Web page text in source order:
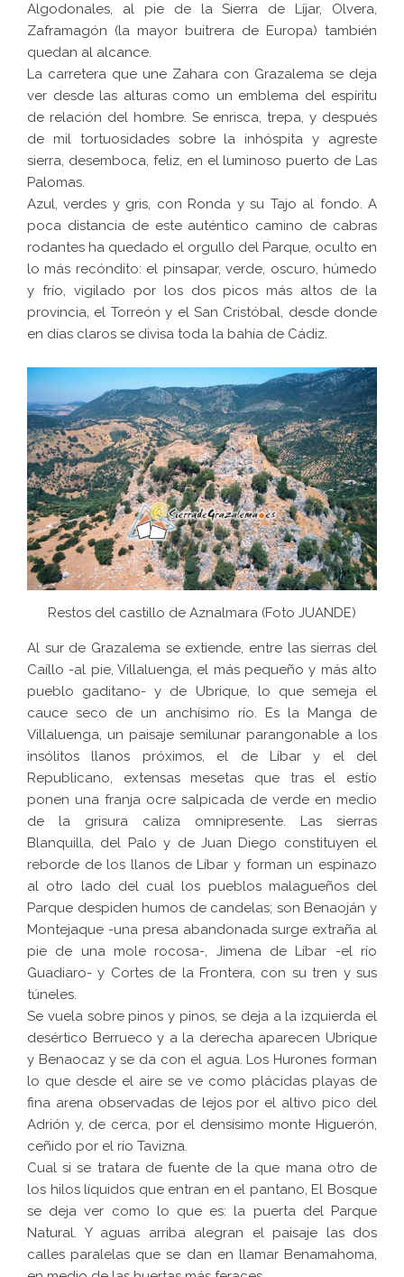
Algodonales, al pie de la Sierra de Líjar, Olvera,
Zaframagón (la mayor buitrera de Europa) también
quedan al alcance.
La carretera que une Zahara con Grazalema se deja
ver desde las alturas como un emblema del espíritu
de relación del hombre. Se enrisca, trepa, y después
de mil tortuosidades sobre la inhóspita y agreste
sierra, desemboca, feliz, en el luminoso puerto de Las
Palomas.
Azul, verdes y gris, con Ronda y su Tajo al fondo. A
poca distancia de este auténtico camino de cabras
rodantes ha quedado el orgullo del Parque, oculto en
lo más recóndito: el pinsapar, verde, oscuro, húmedo
y frío, vigilado por los dos picos más altos de la
provincia, el Torreón y el San Cristóbal, desde donde
en días claros se divisa toda la bahía de Cádiz.
Restos del castillo de Aznalmara (Foto JUANDE)
Al sur de Grazalema se extiende, entre las sierras del
Caíllo -al pie, Villaluenga, el más pequeño y más alto
pueblo gaditano- y de Ubrique, lo que semeja el
cauce seco de un anchísimo río. Es la Manga de
Villaluenga, un paisaje semilunar parangonable a los
insólitos llanos próximos, el de Líbar y el del
Republicano, extensas mesetas que tras el estío
ponen una franja ocre salpicada de verde en medio
de la grisura caliza omnipresente. Las sierras
Blanquilla, del Palo y de Juan Diego constituyen el
reborde de los llanos de Líbar y forman un espinazo
al otro lado del cual los pueblos malagueños del
Parque despiden humos de candelas; son Benaoján y
Montejaque -una presa abandonada surge extraña al
pie de una mole rocosa-, Jimena de Líbar -el río
Guadiaro- y Cortes de la Frontera, con su tren y sus
túneles.
Se vuela sobre pinos y pinos, se deja a la izquierda el
desértico Berrueco y a la derecha aparecen Ubrique
y Benaocaz y se da con el agua. Los Hurones forman
lo que desde el aire se ve como plácidas playas de
fina arena observadas de lejos por el altivo pico del
Adrión y, de cerca, por el densísimo monte Higuerón,
ceñido por el río Tavizna.
Cual si se tratara de fuente de la que mana otro de
los hilos líquidos que entran en el pantano, El Bosque
se deja ver como lo que es: la puerta del Parque
Natural. Y aguas arriba alegran el paisaje las dos
calles paralelas que se dan en llamar Benamahoma,